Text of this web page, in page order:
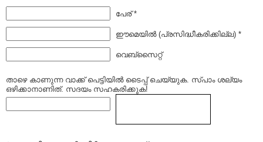
പേര് *
ഈമെയില്‍ (പ്രസിദ്ധീകരിക്കില്ല) *
വെബ്സൈറ്റ്
താഴെ കാണുന്ന വാക്ക് പെട്ടിയില്‍ ടൈപ്പ്‌ ചെയ്യുക. സ്പാം ശല്യം
ഒഴിക്കാനാണിത്. സദയം സഹകരിക്കുക!